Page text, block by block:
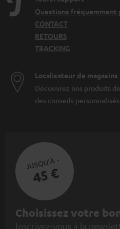
ordinateur portable. Thèmes employés :
Casque audio PC
Questions fréquemment
CONTACT
RETOURS
TRACKING
Localisateur de magasins
Découvrez nos produits
des conseils
JUSQU'À -
45 €
I
Choisissez votre
Inscrivez-vous à la